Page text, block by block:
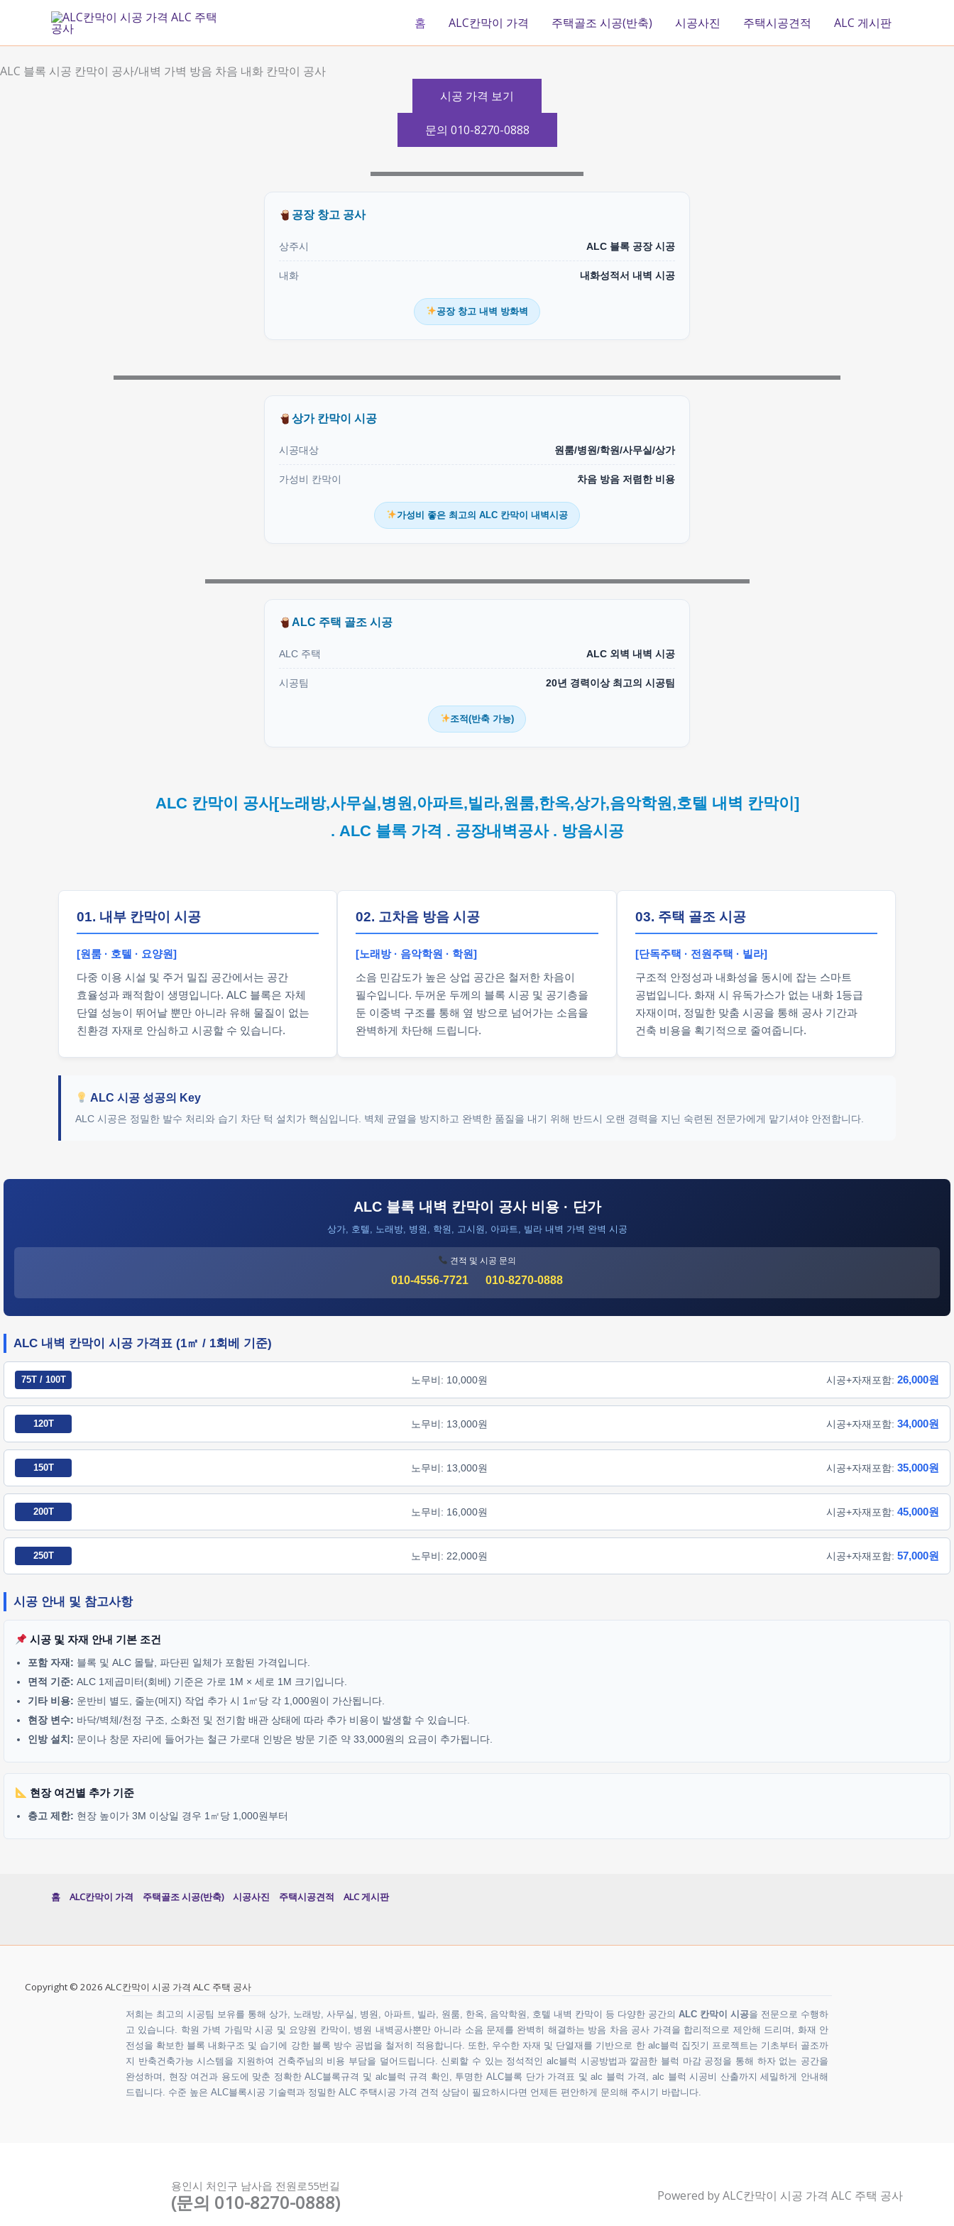
츠
건
홈 ALC칸막이 가격 주택골조 시공(반축) 시공사진 주택시공견적 ALC 게시판
ALC 블록 시공 칸막이 공사/내벽 가벽 방음 차음 내화 칸막이 공사
시공 가격 보기
문의 010-8270-0888
공장 창고 공사
상주시 ALC 블록 공장 시공
내화 내화성적서 내벽 시공
공장 창고 내벽 방화벽
상가 칸막이 시공
시공대상 원룸/병원/학원/사무실/상가
가성비 칸막이 차음 방음 저렴한 비용
가성비 좋은 최고의 ALC 칸막이 내벽시공
ALC 주택 골조 시공
ALC 주택 ALC 외벽 내벽 시공
시공팀 20년 경력이상 최고의 시공팀
조적(반축 가능)
ALC 칸막이 공사[노래방,사무실,병원,아파트,빌라,원룸,한옥,상가,음악학원,호텔 내벽 칸막이]
. ALC 블록 가격 . 공장내벽공사 . 방음시공
01. 내부 칸막이 시공
[원룸 · 호텔 · 요양원]
다중 이용 시설 및 주거 밀집 공간에서는 공간
효율성과 쾌적함이 생명입니다. ALC 블록은 자체
단열 성능이 뛰어날 뿐만 아니라 유해 물질이 없는
친환경 자재로 안심하고 시공할 수 있습니다.
02. 고차음 방음 시공
[노래방 · 음악학원 · 학원]
소음 민감도가 높은 상업 공간은 철저한 차음이
필수입니다. 두꺼운 두께의 블록 시공 및 공기층을
둔 이중벽 구조를 통해 옆 방으로 넘어가는 소음을
완벽하게 차단해 드립니다.
03. 주택 골조 시공
[단독주택 · 전원주택 · 빌라]
구조적 안정성과 내화성을 동시에 잡는 스마트
공법입니다. 화재 시 유독가스가 없는 내화 1등급
자재이며, 정밀한 맞춤 시공을 통해 공사 기간과
건축 비용을 획기적으로 줄여줍니다.
ALC 시공 성공의 Key
ALC 시공은 정밀한 발수 처리와 습기 차단 턱 설치가 핵심입니다. 벽체 균열을 방지하고 완벽한 품질을 내기 위해 반드시 오랜 경력을 지닌 숙련된 전문가에게 맡기셔야 안전합니다.
ALC 블록 내벽 칸막이 공사 비용 · 단가
상가, 호텔, 노래방, 병원, 학원, 고시원, 아파트, 빌라 내벽 가벽 완벽 시공
견적 및 시공 문의
010-4556-7721 010-8270-0888
ALC 내벽 칸막이 시공 가격표 (1㎡ / 1회베 기준)
75T / 100T 노무비: 10,000원 시공+자재포함: 26,000원
120T 노무비: 13,000원 시공+자재포함: 34,000원
150T 노무비: 13,000원 시공+자재포함: 35,000원
200T 노무비: 16,000원 시공+자재포함: 45,000원
250T 노무비: 22,000원 시공+자재포함: 57,000원
시공 안내 및 참고사항
시공 및 자재 안내 기본 조건
포함 자재: 블록 및 ALC 몰탈, 파단핀 일체가 포함된 가격입니다.
면적 기준: ALC 1제곱미터(회베) 기준은 가로 1M × 세로 1M 크기입니다.
기타 비용: 운반비 별도, 줄눈(메지) 작업 추가 시 1㎡당 각 1,000원이 가산됩니다.
현장 변수: 바닥/벽체/천정 구조, 소화전 및 전기함 배관 상태에 따라 추가 비용이 발생할 수 있습니다.
인방 설치: 문이나 창문 자리에 들어가는 철근 가로대 인방은 방문 기준 약 33,000원의 요금이 추가됩니다.
현장 여건별 추가 기준
층고 제한: 현장 높이가 3M 이상일 경우 1㎡당 1,000원부터
홈 ALC칸막이 가격 주택골조 시공(반축) 시공사진 주택시공견적 ALC 게시판
Copyright © 2026 ALC칸막이 시공 가격 ALC 주택 공사
저희는 최고의 시공팀 보유를 통해 상가, 노래방, 사무실, 병원, 아파트, 빌라, 원룸, 한옥, 음악학원, 호텔 내벽 칸막이 등 다양한 공간의 ALC 칸막이 시공을 전문으로 수행하
고 있습니다. 학원 가벽 가림막 시공 및 요양원 칸막이, 병원 내벽공사뿐만 아니라 소음 문제를 완벽히 해결하는 방음 차음 공사 가격을 합리적으로 제안해 드리며, 화재 안
전성을 확보한 블록 내화구조 및 습기에 강한 블록 방수 공법을 철저히 적용합니다. 또한, 우수한 자재 및 단열재를 기반으로 한 alc블럭 집짓기 프로젝트는 기초부터 골조까
지 반축건축가능 시스템을 지원하여 건축주님의 비용 부담을 덜어드립니다. 신뢰할 수 있는 정석적인 alc블럭 시공방법과 깔끔한 블럭 마감 공정을 통해 하자 없는 공간을
완성하며, 현장 여건과 용도에 맞춘 정확한 ALC블록규격 및 alc블럭 규격 확인, 투명한 ALC블록 단가 가격표 및 alc 블럭 가격, alc 블럭 시공비 산출까지 세밀하게 안내해
드립니다. 수준 높은 ALC블록시공 기술력과 정밀한 ALC 주택시공 가격 견적 상담이 필요하시다면 언제든 편안하게 문의해 주시기 바랍니다.
용인시 처인구 남사읍 전원로55번길
(문의 010-8270-0888) Powered by ALC칸막이 시공 가격 ALC 주택 공사